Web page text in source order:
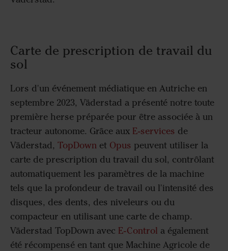
Carte de prescription de travail du
sol
Lors d'un événement médiatique en Autriche en
septembre 2023, Väderstad a présenté notre toute
première herse préparée pour être associée à un
tracteur autonome. Grâce aux E-services de
Väderstad, TopDown et Opus peuvent utiliser la
carte de prescription du travail du sol, contrôlant
automatiquement les paramètres de la machine
tels que la profondeur de travail ou l'intensité des
disques, des dents, des niveleurs ou du
compacteur en utilisant une carte de champ.
Väderstad TopDown avec E-Control a également
été récompensé en tant que Machine Agricole de